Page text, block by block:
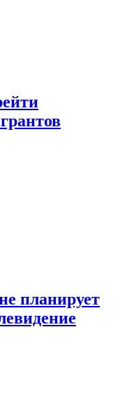
планирует